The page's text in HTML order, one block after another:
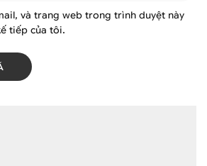
và trang web trong trình duyệt này
tiếp của tôi.